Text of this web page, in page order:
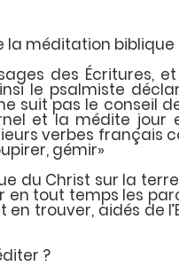
la méditation biblique
des Écritures,
le psalmiste
suit pas le conseil
et la médite jour
verbes français
gémir»
du Christ sur la
en tout temps les
trouver, aidés de
?